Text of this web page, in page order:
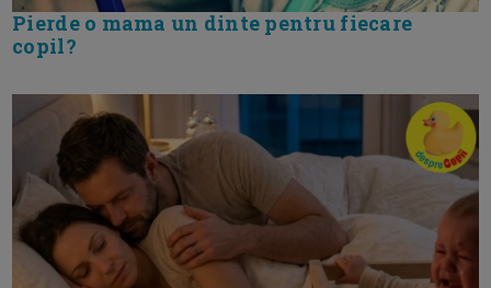
Pierde o mama un dinte pentru fiecare
copil?